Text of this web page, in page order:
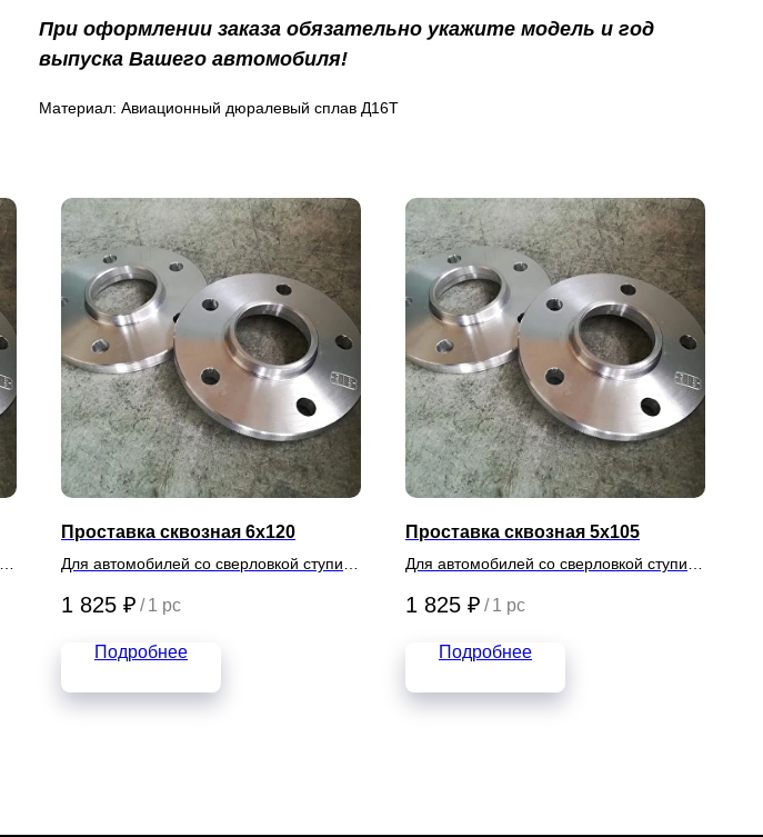
При оформлении заказа обязательно укажите модель и год
выпуска Вашего автомобиля!
Материал: Авиационный дюралевый сплав Д16Т
Проставка сквозная 6х120
Для автомобилей со сверловкой ступиц
1 825 ₽ / 1 pc
Подробнее
Проставка сквозная 5х105
Для автомобилей со сверловкой ступиц
1 825 ₽ / 1 pc
Подробнее